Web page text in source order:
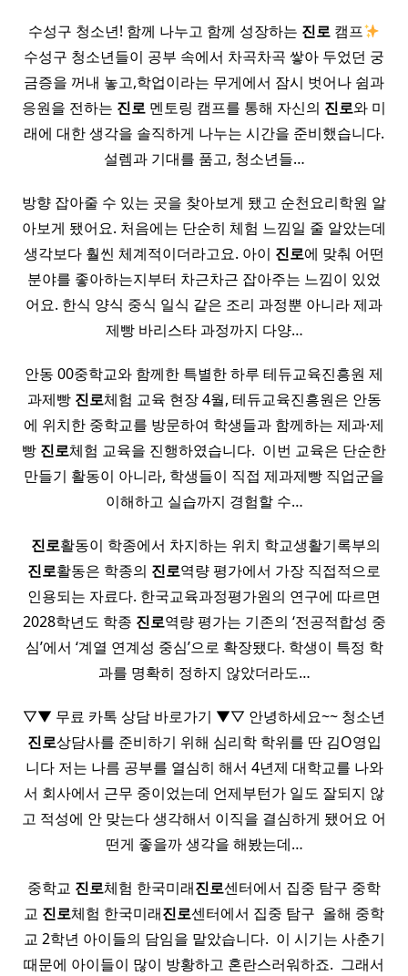
​ 수성구 청소년! 함께 나누고 함께 성장하는 진로캠프
수성구 청소년들이 공부 속에서 차곡차곡 쌓아 두었던 궁
금증을 꺼내 놓고,학업이라는 무게에서 잠시 벗어나 쉼과
응원을 전하는 진로 멘토링 캠프를 통해 자신의 진로와 미
래에 대한 생각을 솔직하게 나누는 시간을 준비했습니다.
설렘과 기대를 품고, 청소년들…
방향 잡아줄 수 있는 곳을 찾아보게 됐고 순천요리학원 알
아보게 됐어요. 처음에는 단순히 체험 느낌일 줄 알았는데
생각보다 훨씬 체계적이더라고요. 아이 진로에 맞춰 어떤
분야를 좋아하는지부터 차근차근 잡아주는 느낌이 있었
어요. 한식 양식 중식 일식 같은 조리 과정뿐 아니라 제과
제빵 바리스타 과정까지 다양…
안동 00중학교와 함께한 특별한 하루 테듀교육진흥원 제
과제빵 진로체험 교육 현장 4월, 테듀교육진흥원은 안동
에 위치한 중학교를 방문하여 학생들과 함께하는 제과·제
빵 진로체험 교육을 진행하였습니다. ​ 이번 교육은 단순한
만들기 활동이 아니라, 학생들이 직접 제과제빵 직업군을
이해하고 실습까지 경험할 수…
진로활동이 학종에서 차지하는 위치 학교생활기록부의
진로활동은 학종의 진로역량 평가에서 가장 직접적으로
인용되는 자료다. 한국교육과정평가원의 연구에 따르면
2028학년도 학종 진로역량 평가는 기존의 ‘전공적합성 중
심’에서 ‘계열 연계성 중심’으로 확장됐다. 학생이 특정 학
과를 명확히 정하지 않았더라도…
▽▼ 무료 카톡 상담 바로가기 ▼▽ 안녕하세요~~ 청소년
진로상담사를 준비하기 위해 심리학 학위를 딴 김O영입
니다 저는 나름 공부를 열심히 해서 4년제 대학교를 나와
서 회사에서 근무 중이었는데 언제부턴가 일도 잘되지 않
고 적성에 안 맞는다 생각해서 이직을 결심하게 됐어요 어
떤게 좋을까 생각을 해봤는데…
중학교 진로체험 한국미래진로센터에서 집중 탐구 중학
교 진로체험 한국미래진로센터에서 집중 탐구 ​ 올해 중학
교 2학년 아이들의 담임을 맡았습니다. ​ 이 시기는 사춘기
때문에 아이들이 많이 방황하고 혼란스러워하죠. ​ 그래서